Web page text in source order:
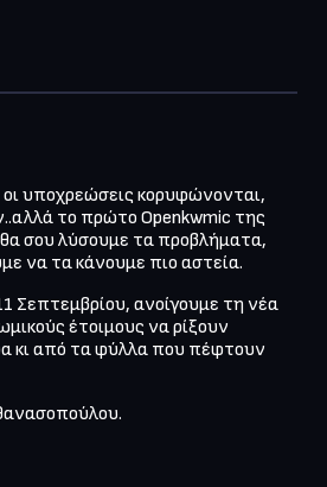
οι υποχρεώσεις κορυφώνονται,
το πρώτο Openkwmic της
σου λύσουμε τα προβλήματα,
Σεπτεμβρίου, ανοίγουμε τη νέα
έτοιμους να ρίξουν
κι από τα φύλλα που πέφτουν